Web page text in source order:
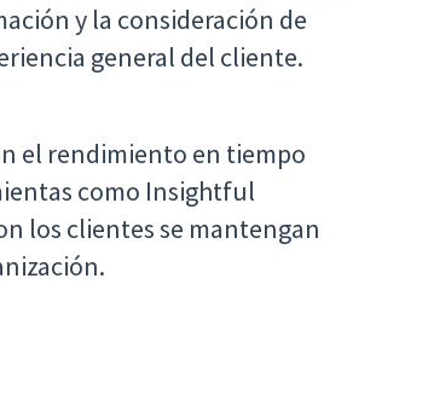
y la consideración de
general del cliente.
el rendimiento en tiempo
como Insightful
los clientes se mantengan